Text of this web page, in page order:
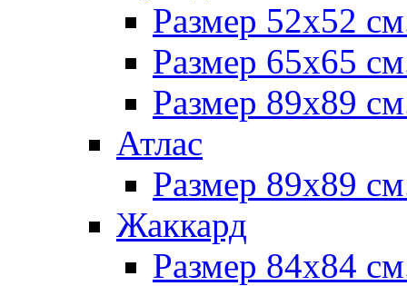
Размер 52х52
Размер 65х65
Размер 89х89
Атлас
Размер 89х89
Жаккард
Размер 84х84